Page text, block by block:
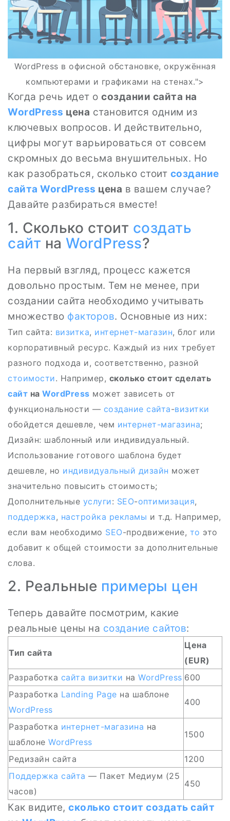
WordPress в офисной обстановке, окружённая
компьютерами и графиками на стенах.">
Когда речь идет о создании сайта на
WordPress цена становится одним из
ключевых вопросов. И действительно,
цифры могут варьироваться от совсем
скромных до весьма внушительных. Но
как разобраться, сколько стоит создание
сайта WordPress цена в вашем случае?
Давайте разбираться вместе!
1. Сколько стоит создать
сайт на WordPress?
На первый взгляд, процесс кажется
довольно простым. Тем не менее, при
создании сайта необходимо учитывать
множество факторов. Основные из них:
Тип сайта: визитка, интернет-магазин, блог или
корпоративный ресурс. Каждый из них требует
разного подхода и, соответственно, разной
стоимости. Например, сколько стоит сделать
сайт на WordPress может зависеть от
функциональности — создание сайта-визитки
обойдется дешевле, чем интернет-магазина;
Дизайн: шаблонный или индивидуальный.
Использование готового шаблона будет
дешевле, но индивидуальный дизайн может
значительно повысить стоимость;
Дополнительные услуги: SEO-оптимизация,
поддержка, настройка рекламы и т.д. Например,
если вам необходимо SEO-продвижение, то это
добавит к общей стоимости за дополнительные
слова.
2. Реальные примеры цен
Теперь давайте посмотрим, какие
реальные цены на создание сайтов:
Тип сайта
Цена
(EUR)
Разработка сайта визитки на WordPress 600
Разработка Landing Page на шаблоне
WordPress
400
Разработка интернет-магазина на
шаблоне WordPress
1500
Редизайн сайта
1200
Поддержка сайта — Пакет Медиум (25
часов)
450
Как видите, сколько стоит создать сайт